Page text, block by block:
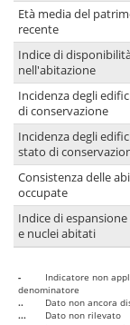
Età media del
recente
Indice di
nell'abitazione
Incidenza degli
di conservazione
Incidenza degli
stato di
Consistenza delle
occupate
Indice di
e nuclei abitati
-
Indicatore non
denominatore
..
Dato non ancora
...
Dato non rilevato